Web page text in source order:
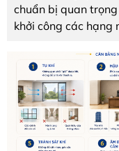
chuẩn bị quan
khởi công các
hoàng đạo theo